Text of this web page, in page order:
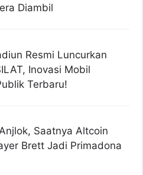
Diambil
Resmi Luncurkan
Inovasi Mobil
Terbaru!
Saatnya Altcoin
Brett Jadi Primadona